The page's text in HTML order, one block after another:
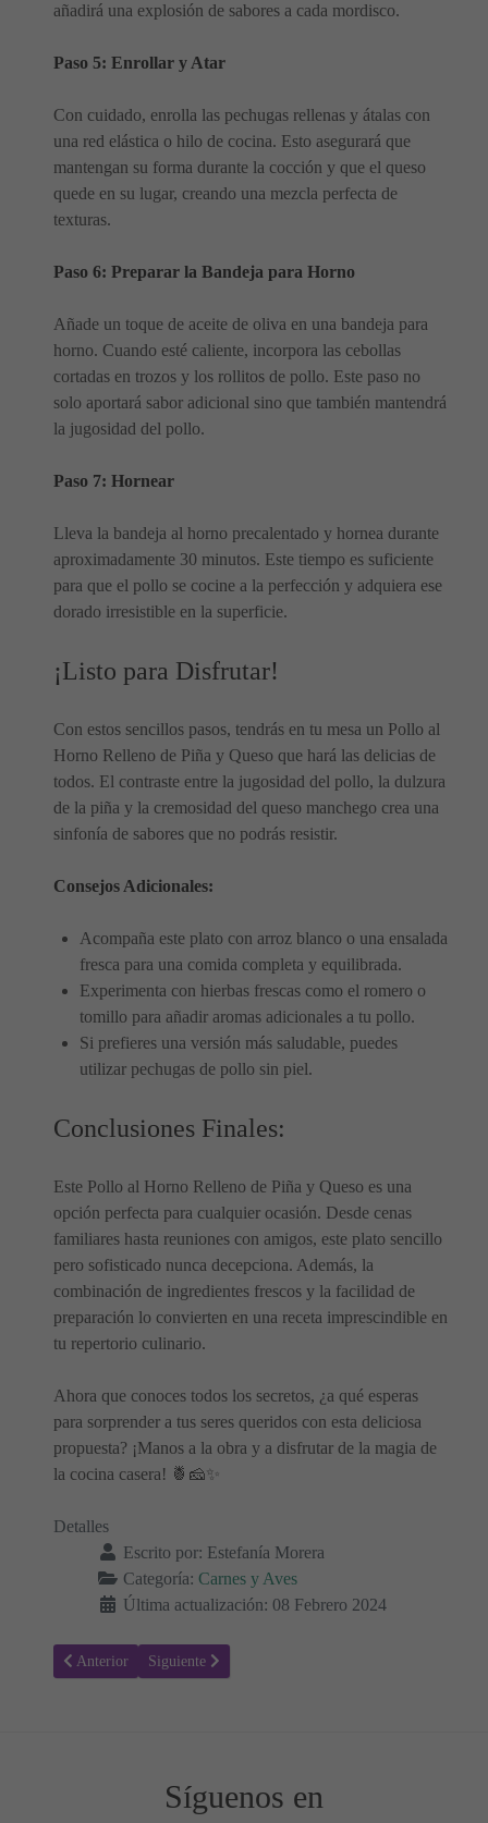
añadirá una explosión de sabores a cada mordisco.
Paso 5: Enrollar y Atar
Con cuidado, enrolla las pechugas rellenas y átalas con
una red elástica o hilo de cocina. Esto asegurará que
mantengan su forma durante la cocción y que el queso
quede en su lugar, creando una mezcla perfecta de
texturas.
Paso 6: Preparar la Bandeja para Horno
Añade un toque de aceite de oliva en una bandeja para
horno. Cuando esté caliente, incorpora las cebollas
cortadas en trozos y los rollitos de pollo. Este paso no
solo aportará sabor adicional sino que también mantendrá
la jugosidad del pollo.
Paso 7: Hornear
Lleva la bandeja al horno precalentado y hornea durante
aproximadamente 30 minutos. Este tiempo es suficiente
para que el pollo se cocine a la perfección y adquiera ese
dorado irresistible en la superficie.
¡Listo para Disfrutar!
Con estos sencillos pasos, tendrás en tu mesa un Pollo al
Horno Relleno de Piña y Queso que hará las delicias de
todos. El contraste entre la jugosidad del pollo, la dulzura
de la piña y la cremosidad del queso manchego crea una
sinfonía de sabores que no podrás resistir.
Consejos Adicionales:
Acompaña este plato con arroz blanco o una ensalada
fresca para una comida completa y equilibrada.
Experimenta con hierbas frescas como el romero o
tomillo para añadir aromas adicionales a tu pollo.
Si prefieres una versión más saludable, puedes
utilizar pechugas de pollo sin piel.
Conclusiones Finales:
Este Pollo al Horno Relleno de Piña y Queso es una
opción perfecta para cualquier ocasión. Desde cenas
familiares hasta reuniones con amigos, este plato sencillo
pero sofisticado nunca decepciona. Además, la
combinación de ingredientes frescos y la facilidad de
preparación lo convierten en una receta imprescindible en
tu repertorio culinario.
Ahora que conoces todos los secretos, ¿a qué esperas
para sorprender a tus seres queridos con esta deliciosa
propuesta? ¡Manos a la obra y a disfrutar de la magia de
la cocina casera! 🍍🧀✨
Detalles
Escrito por: Estefanía Morera
Categoría: Carnes y Aves
Última actualización: 08 Febrero 2024
Artículo anterior: Receta para hacer Quiche de pavo
Anterior Artículo siguiente: Albóndigas de pavo y calabaza con
Siguiente
Síguenos en